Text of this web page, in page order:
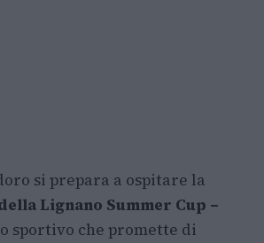
si prepara a ospitare la
Lignano Summer Cup –
sportivo che promette di